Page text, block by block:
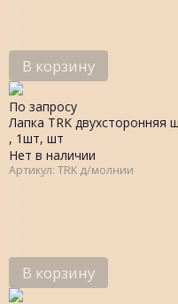
В корзину
По запросу
Лапка TRK двухсторонняя
, 1шт, шт
Нет в наличии
Артикул: TRK д/молнии
В корзину